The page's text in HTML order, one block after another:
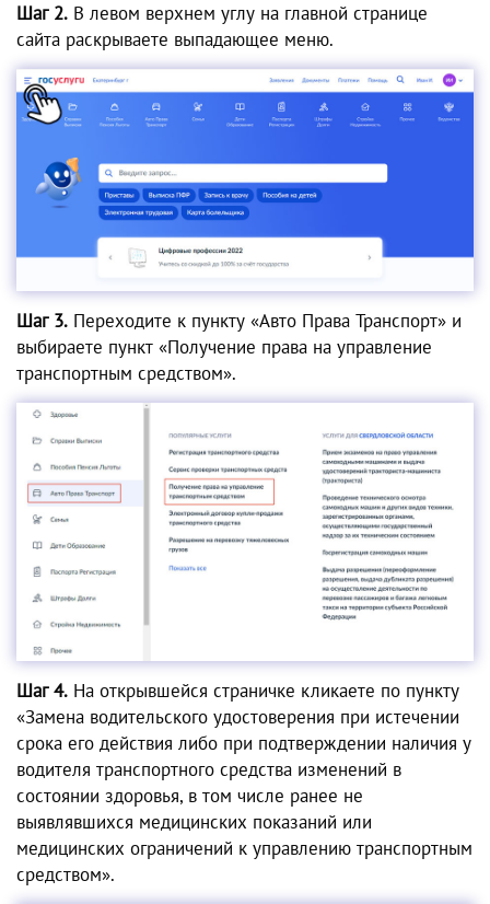
Шаг 2. В левом верхнем углу на главной странице
сайта раскрываете выпадающее меню.
Шаг 3. Переходите к пункту «Авто Права Транспорт» и
выбираете пункт «Получение права на управление
транспортным средством».
Шаг 4. На открывшейся страничке кликаете по пункту
«Замена водительского удостоверения при истечении
срока его действия либо при подтверждении наличия у
водителя транспортного средства изменений в
состоянии здоровья, в том числе ранее не
выявлявшихся медицинских показаний или
медицинских ограничений к управлению транспортным
средством».